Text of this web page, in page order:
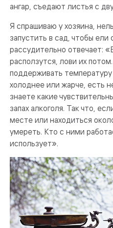
ангар, съедают листья с
Я спрашиваю у хозяина,
запустить в сад, чтобы ели
рассудительно отвечает:
расползутся, лови их
поддерживать
холоднее или жарче, есть
знаете какие
запах алкоголя. Так что,
месте или находиться
умереть. Кто с ними
использует».